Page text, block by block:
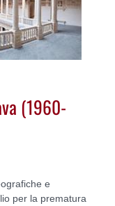
(1960-
e
per la prematura